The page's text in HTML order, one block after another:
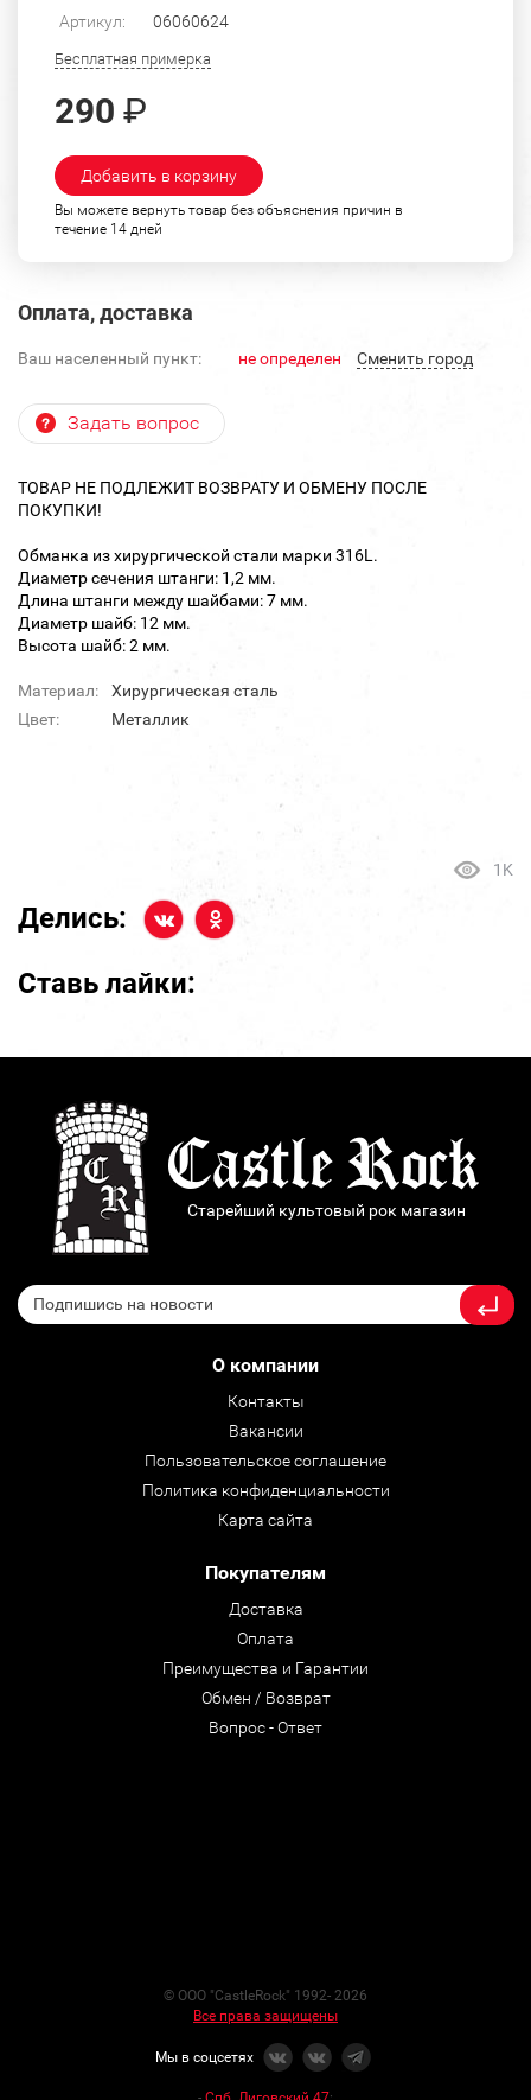
Артикул: 06060624
Бесплатная примерка
290 ₽
Добавить в корзину
Вы можете вернуть товар без объяснения причин в
течение 14 дней
Оплата, доставка
Ваш населенный пункт: не определен Cменить город
Задать вопрос
ТОВАР НЕ ПОДЛЕЖИТ ВОЗВРАТУ И ОБМЕНУ ПОСЛЕ
ПОКУПКИ!
Обманка из хирургической стали марки 316L.
Диаметр сечения штанги: 1,2 мм.
Длина штанги между шайбами: 7 мм.
Диаметр шайб: 12 мм.
Высота шайб: 2 мм.
Материал:
Хирургическая сталь
Цвет:
Металлик
1K
Делись:
Ставь лайки:
Старейший культовый рок магазин
О компании
Контакты
Вакансии
Пользовательское соглашение
Политика конфиденциальности
Карта сайта
Покупателям
Доставка
Оплата
Преимущества и Гарантии
Обмен / Возврат
Вопрос - Ответ
© ООО "CastleRock" 1992- 2026
Все права защищены
Мы в соцсетях